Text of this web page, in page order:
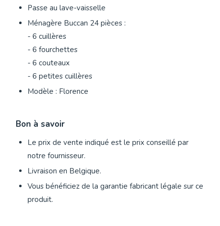
Passe au lave-vaisselle
Ménagère Buccan 24 pièces :
- 6 cuillères
- 6 fourchettes
- 6 couteaux
- 6 petites cuillères
Modèle : Florence
Bon à savoir
Le prix de vente indiqué est le prix conseillé par
notre fournisseur.
Livraison en Belgique.
Vous bénéficiez de la garantie fabricant légale sur ce
produit.